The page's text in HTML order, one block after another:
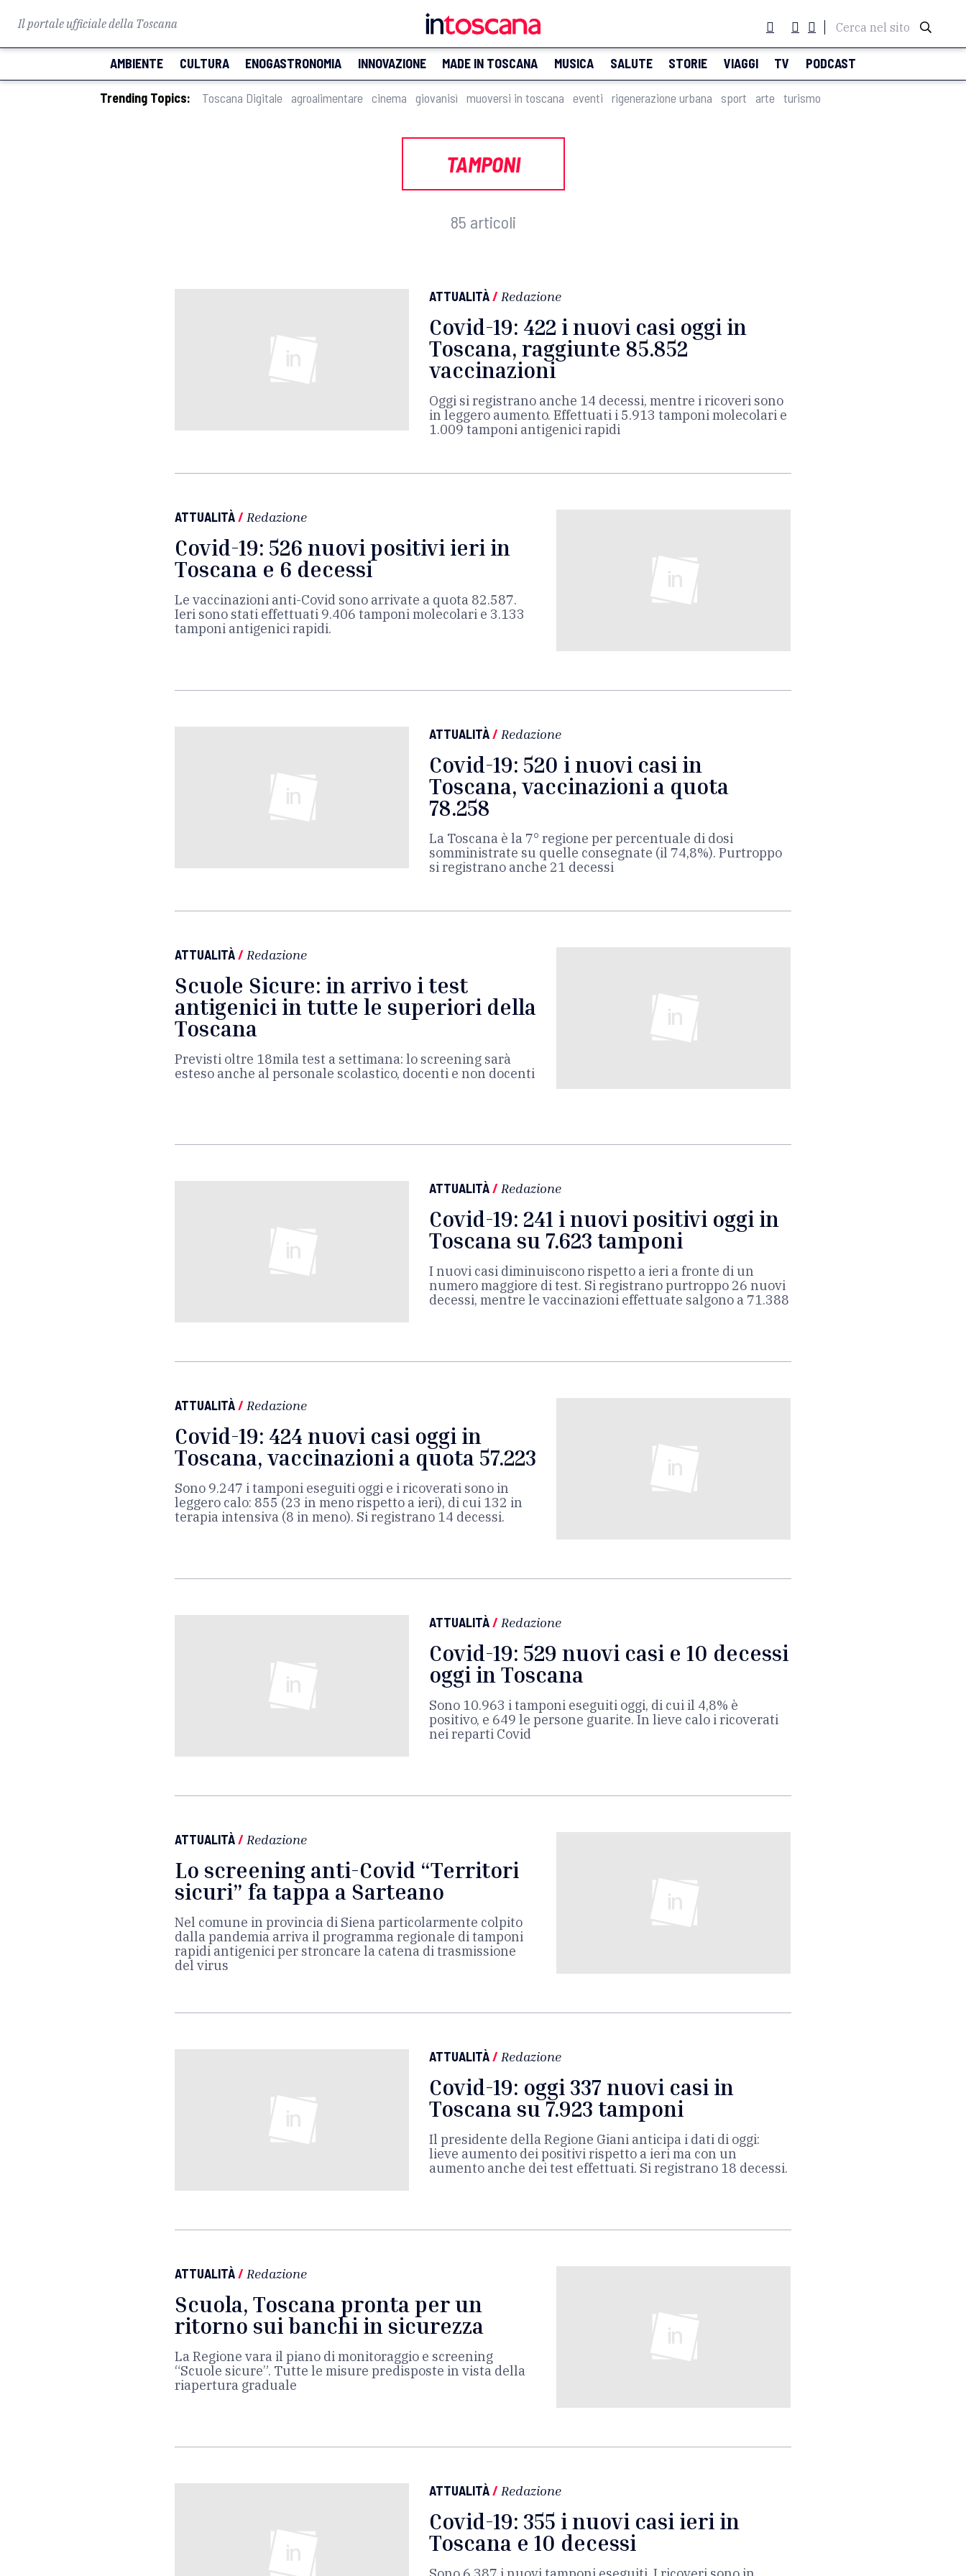
Il portale ufficiale della Toscana Cerca nel sito
AMBIENTE CULTURA ENOGASTRONOMIA INNOVAZIONE MADE IN TOSCANA MUSICA SALUTE STORIE VIAGGI TV PODCAST
Trending Topics: Toscana Digitale agroalimentare cinema giovanisì muoversi in toscana eventi rigenerazione urbana sport arte turismo
TAMPONI
85 articoli
ATTUALITÀ/ Redazione
Covid-19: 422 i nuovi casi oggi in
Toscana, raggiunte 85.852
vaccinazioni
Oggi si registrano anche 14 decessi, mentre i ricoveri sono
in leggero aumento. Effettuati i 5.913 tamponi molecolari e
1.009 tamponi antigenici rapidi
ATTUALITÀ/ Redazione
Covid-19: 526 nuovi positivi ieri in
Toscana e 6 decessi
Le vaccinazioni anti-Covid sono arrivate a quota 82.587.
Ieri sono stati effettuati 9.406 tamponi molecolari e 3.133
tamponi antigenici rapidi.
ATTUALITÀ/ Redazione
Covid-19: 520 i nuovi casi in
Toscana, vaccinazioni a quota
78.258
La Toscana è la 7° regione per percentuale di dosi
somministrate su quelle consegnate (il 74,8%). Purtroppo
si registrano anche 21 decessi
ATTUALITÀ/ Redazione
Scuole Sicure: in arrivo i test
antigenici in tutte le superiori della
Toscana
Previsti oltre 18mila test a settimana: lo screening sarà
esteso anche al personale scolastico, docenti e non docenti
ATTUALITÀ/ Redazione
Covid-19: 241 i nuovi positivi oggi in
Toscana su 7.623 tamponi
I nuovi casi diminuiscono rispetto a ieri a fronte di un
numero maggiore di test. Si registrano purtroppo 26 nuovi
decessi, mentre le vaccinazioni effettuate salgono a 71.388
ATTUALITÀ/ Redazione
Covid-19: 424 nuovi casi oggi in
Toscana, vaccinazioni a quota 57.223
Sono 9.247 i tamponi eseguiti oggi e i ricoverati sono in
leggero calo: 855 (23 in meno rispetto a ieri), di cui 132 in
terapia intensiva (8 in meno). Si registrano 14 decessi.
ATTUALITÀ/ Redazione
Covid-19: 529 nuovi casi e 10 decessi
oggi in Toscana
Sono 10.963 i tamponi eseguiti oggi, di cui il 4,8% è
positivo, e 649 le persone guarite. In lieve calo i ricoverati
nei reparti Covid
ATTUALITÀ/ Redazione
Lo screening anti-Covid “Territori
sicuri” fa tappa a Sarteano
Nel comune in provincia di Siena particolarmente colpito
dalla pandemia arriva il programma regionale di tamponi
rapidi antigenici per stroncare la catena di trasmissione
del virus
ATTUALITÀ/ Redazione
Covid-19: oggi 337 nuovi casi in
Toscana su 7.923 tamponi
Il presidente della Regione Giani anticipa i dati di oggi:
lieve aumento dei positivi rispetto a ieri ma con un
aumento anche dei test effettuati. Si registrano 18 decessi.
ATTUALITÀ/ Redazione
Scuola, Toscana pronta per un
ritorno sui banchi in sicurezza
La Regione vara il piano di monitoraggio e screening
“Scuole sicure”. Tutte le misure predisposte in vista della
riapertura graduale
ATTUALITÀ/ Redazione
Covid-19: 355 i nuovi casi ieri in
Toscana e 10 decessi